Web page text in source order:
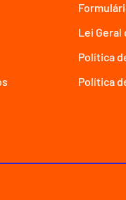
Lei Geral
Política
Política